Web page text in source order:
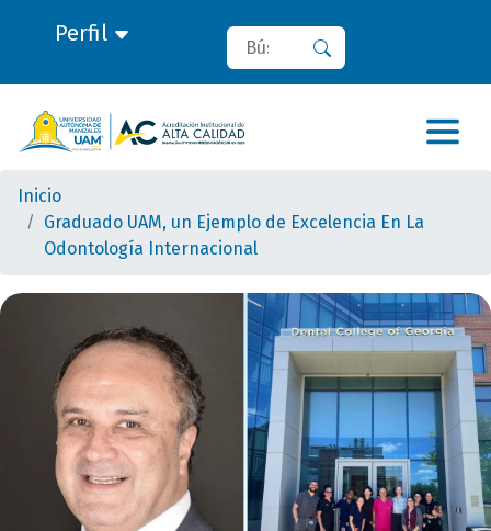
Perfil Buscar
Inicio
Graduado UAM, un Ejemplo de Excelencia En La
Odontología Internacional